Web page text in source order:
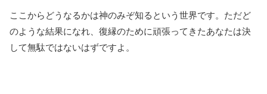
ここからどうなるかは神のみぞ知るという世界です。ただど
のような結果になれ、復縁のために頑張ってきたあなたは決
して無駄ではないはずですよ。